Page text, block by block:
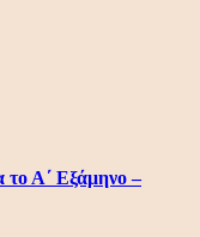
το Α΄ Εξάμηνο –